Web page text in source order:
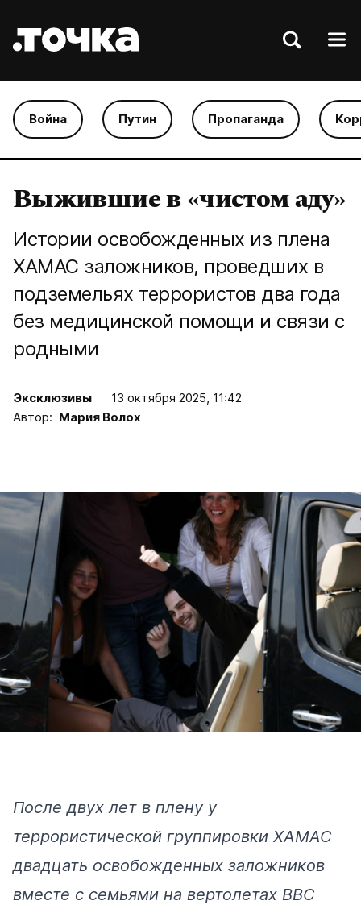
Война Путин Пропаганда
Выжившие в «чистом аду»
Истории освобожденных из плена
ХАМАС заложников, проведших в
подземельях террористов два года
без медицинской помощи и связи с
родными
Эксклюзивы
13 октября 2025, 11:42
Автор: Мария Волох
После двух лет в плену у
террористической группировки ХАМАС
двадцать освобожденных заложников
вместе с семьями на вертолетах ВВС